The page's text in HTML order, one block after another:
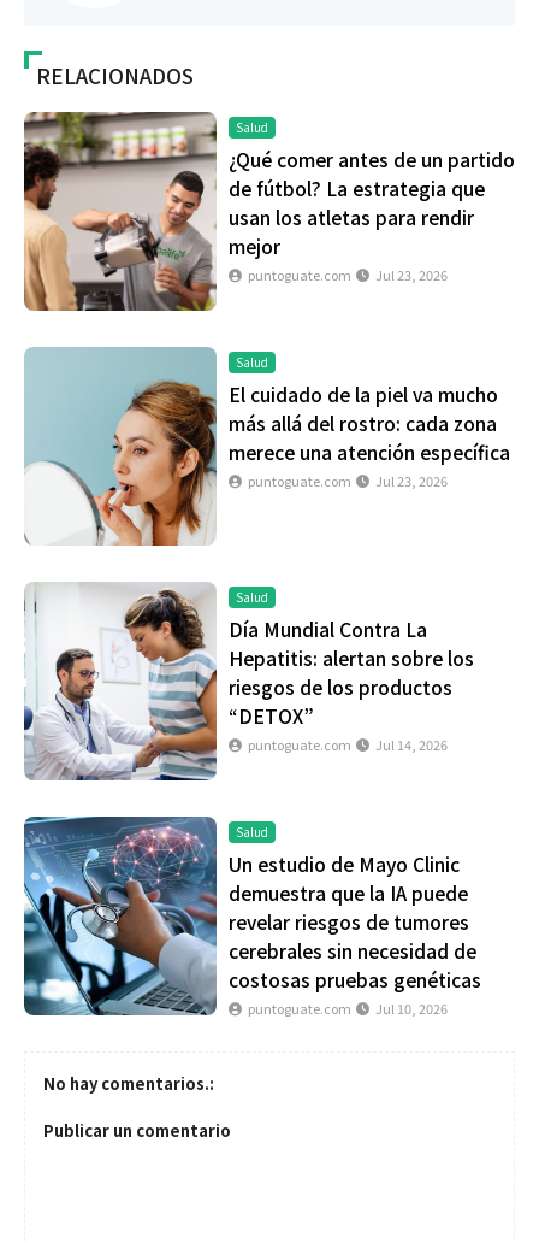
RELACIONADOS
Salud
¿Qué comer antes de un partido
de fútbol? La estrategia que
usan los atletas para rendir
mejor
puntoguate.com Jul 23, 2026
Salud
El cuidado de la piel va mucho
más allá del rostro: cada zona
merece una atención específica
puntoguate.com Jul 23, 2026
Salud
Día Mundial Contra La
Hepatitis: alertan sobre los
riesgos de los productos
“DETOX”
puntoguate.com Jul 14, 2026
Salud
Un estudio de Mayo Clinic
demuestra que la IA puede
revelar riesgos de tumores
cerebrales sin necesidad de
costosas pruebas genéticas
puntoguate.com Jul 10, 2026
No hay comentarios.:
Publicar un comentario